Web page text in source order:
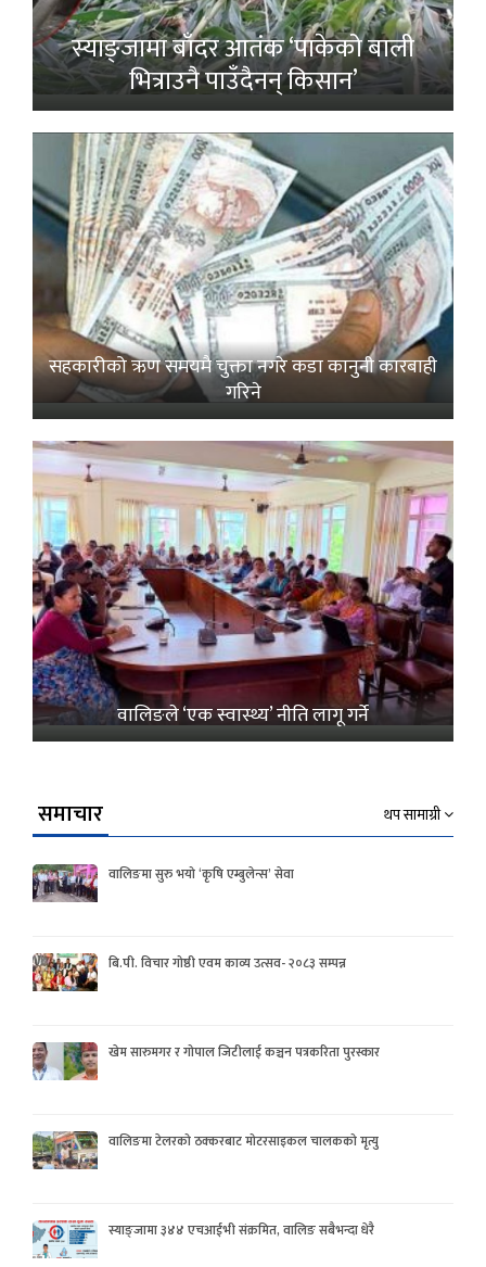
स्याङ्जामा बाँदर आतंक ‘पाकेको बाली
भित्राउनै पाउँदैनन् किसान’
सहकारीको ऋण समयमै चुक्ता नगरे कडा कानुनी कारबाही
गरिने
वालिङले ‘एक स्वास्थ्य’ नीति लागू गर्ने
समाचार थप सामाग्री
वालिङमा सुरु भयो ‘कृषि एम्बुलेन्स’ सेवा
बि.पी. विचार गोष्ठी एवम काव्य उत्सव- २०८३ सम्पन्न
खेम सारुमगर र गोपाल जिटीलाई कञ्चन पत्रकरिता पुरस्कार
वालिङमा टेलरको ठक्करबाट मोटरसाइकल चालकको मृत्यु
स्याङ्जामा ३४४ एचआईभी संक्रमित, वालिङ सबैभन्दा धेरै